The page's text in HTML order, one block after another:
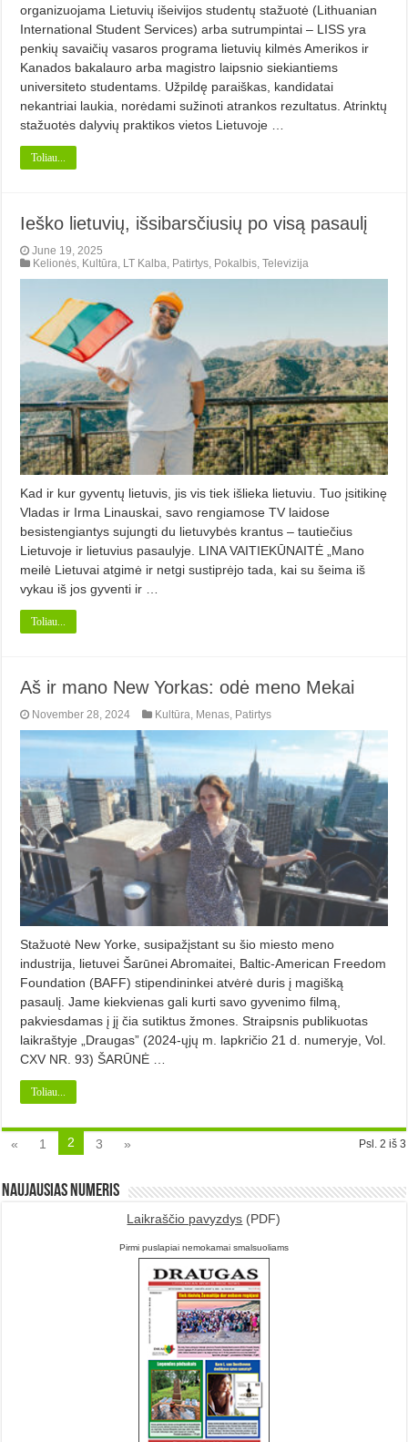
organizuojama Lietuvių išeivijos studentų stažuotė (Lithuanian
International Student Services) arba sutrumpintai – LISS yra
penkių savaičių vasaros programa lietuvių kilmės Amerikos ir
Kanados bakalauro arba magistro laipsnio siekiantiems
universiteto studentams. Užpildę paraiškas, kandidatai
nekantriai laukia, norėdami sužinoti atrankos rezultatus. Atrinktų
stažuotės dalyvių praktikos vietos Lietuvoje …
Toliau...
Ieško lietuvių, išsibarsčiusių po visą pasaulį
June 19, 2025
Kelionės, Kultūra, LT Kalba, Patirtys, Pokalbis,Televizija
Kad ir kur gyventų lietuvis, jis vis tiek išlieka lietuviu. Tuo įsitikinę
Vladas ir Irma Linauskai, savo rengiamose TV laidose
besistengiantys sujungti du lietuvybės krantus – tautiečius
Lietuvoje ir lietuvius pasaulyje. LINA VAITIEKŪNAITĖ „Mano
meilė Lietuvai atgimė ir netgi sustiprėjo tada, kai su šeima iš
vykau iš jos gyventi ir …
Toliau...
Aš ir mano New Yorkas: odė meno Mekai
November 28, 2024 Kultūra, Menas, Patirtys
Stažuotė New Yorke, susipažįstant su šio miesto meno
industrija, lietuvei Šarūnei Abromaitei, Baltic-American Freedom
Foundation (BAFF) stipendininkei atvėrė duris į magišką
pasaulį. Jame kiekvienas gali kurti savo gyvenimo filmą,
pakviesdamas į jį čia sutiktus žmones. Straipsnis publikuotas
laikraštyje „Draugas” (2024-ųjų m. lapkričio 21 d. numeryje, Vol.
CXV NR. 93) ŠARŪNĖ …
Toliau...
Psl. 2 iš 3
« 1 2 3 »
Naujausias numeris
Laikraščio pavyzdys (PDF)
Pirmi puslapiai nemokamai smalsuoliams